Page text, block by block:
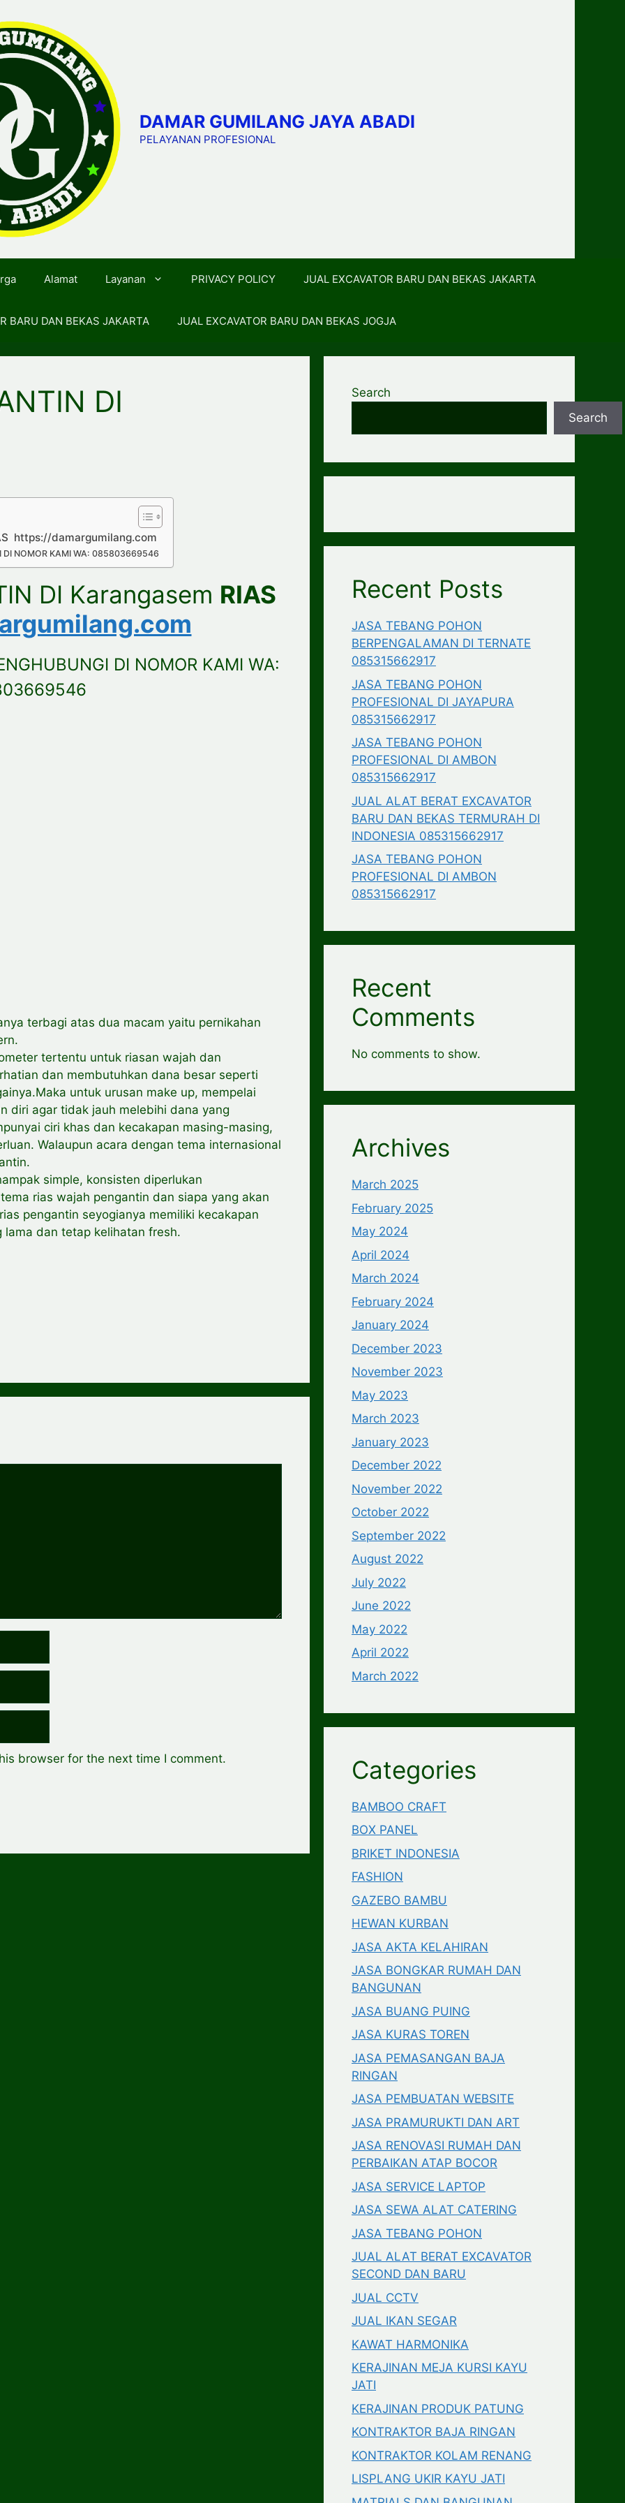
DAMAR GUMILANG JAYA ABADI
PELAYANAN PROFESIONAL
Alamat Layanan PRIVACY POLICY JUAL EXCAVATOR BARU DAN BEKAS JAKARTA
BARU DAN BEKAS JAKARTA JUAL EXCAVATOR BARU DAN BEKAS JOGJA
DI
https://damargumilang.com
DI NOMOR KAMI WA: 085803669546
DI Karangasem RIAS
DI NOMOR KAMI WA:
terbagi atas dua macam yaitu pernikahan
tertentu untuk riasan wajah dan
dan membutuhkan dana besar seperti
untuk urusan make up, mempelai
diri agar tidak jauh melebihi dana yang
ciri khas dan kecakapan masing-masing,
Walaupun acara dengan tema internasional
simple, konsisten diperlukan
rias wajah pengantin dan siapa yang akan
pengantin seyogianya memiliki kecakapan
lama dan tetap kelihatan fresh.
browser for the next time I comment.
Search
Search
Recent Posts
JASA TEBANG POHON
BERPENGALAMAN DI TERNATE
085315662917
JASA TEBANG POHON
PROFESIONAL DI JAYAPURA
085315662917
JASA TEBANG POHON
PROFESIONAL DI AMBON
085315662917
JUAL ALAT BERAT EXCAVATOR
BARU DAN BEKAS TERMURAH DI
INDONESIA 085315662917
JASA TEBANG POHON
PROFESIONAL DI AMBON
085315662917
Recent
Comments
No comments to show.
Archives
March 2025
February 2025
May 2024
April 2024
March 2024
February 2024
January 2024
December 2023
November 2023
May 2023
March 2023
January 2023
December 2022
November 2022
October 2022
September 2022
August 2022
July 2022
June 2022
May 2022
April 2022
March 2022
Categories
BAMBOO CRAFT
BOX PANEL
BRIKET INDONESIA
FASHION
GAZEBO BAMBU
HEWAN KURBAN
JASA AKTA KELAHIRAN
JASA BONGKAR RUMAH DAN
BANGUNAN
JASA BUANG PUING
JASA KURAS TOREN
JASA PEMASANGAN BAJA
RINGAN
JASA PEMBUATAN WEBSITE
JASA PRAMURUKTI DAN ART
JASA RENOVASI RUMAH DAN
PERBAIKAN ATAP BOCOR
JASA SERVICE LAPTOP
JASA SEWA ALAT CATERING
JASA TEBANG POHON
JUAL ALAT BERAT EXCAVATOR
SECOND DAN BARU
JUAL CCTV
JUAL IKAN SEGAR
KAWAT HARMONIKA
KERAJINAN MEJA KURSI KAYU
JATI
KERAJINAN PRODUK PATUNG
KONTRAKTOR BAJA RINGAN
KONTRAKTOR KOLAM RENANG
LISPLANG UKIR KAYU JATI